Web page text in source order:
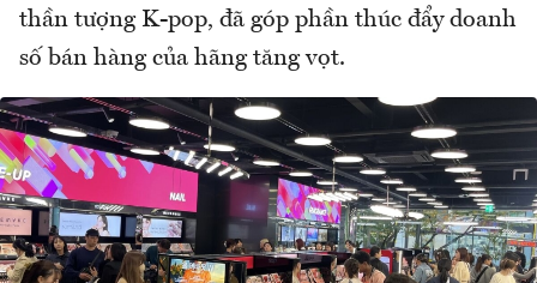
thần tượng K-pop, đã góp phần thúc đẩy doanh
số bán hàng của hãng tăng vọt.